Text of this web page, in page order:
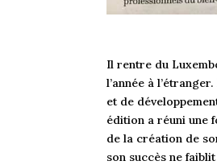
Il rentre du
l’année à
et de
édition a réuni une
de la création de
son succès ne